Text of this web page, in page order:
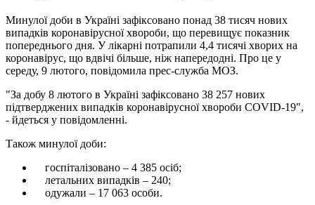
Минулої доби в Україні зафіксовано понад 38 тисяч нових
випадків коронавірусної хвороби, що перевищує показник
попереднього дня. У лікарні потрапили 4,4 тисячі хворих на
коронавірус, що вдвічі більше, ніж напередодні. Про це у
середу, 9 лютого, повідомила прес-служба МОЗ.
"За добу 8 лютого в Україні зафіксовано 38 257 нових
підтверджених випадків коронавірусної хвороби COVID-19",
- йдеться у повідомленні.
Також минулої доби:
госпіталізовано – 4 385 осіб;
летальних випадків – 240;
одужали – 17 063 особи.